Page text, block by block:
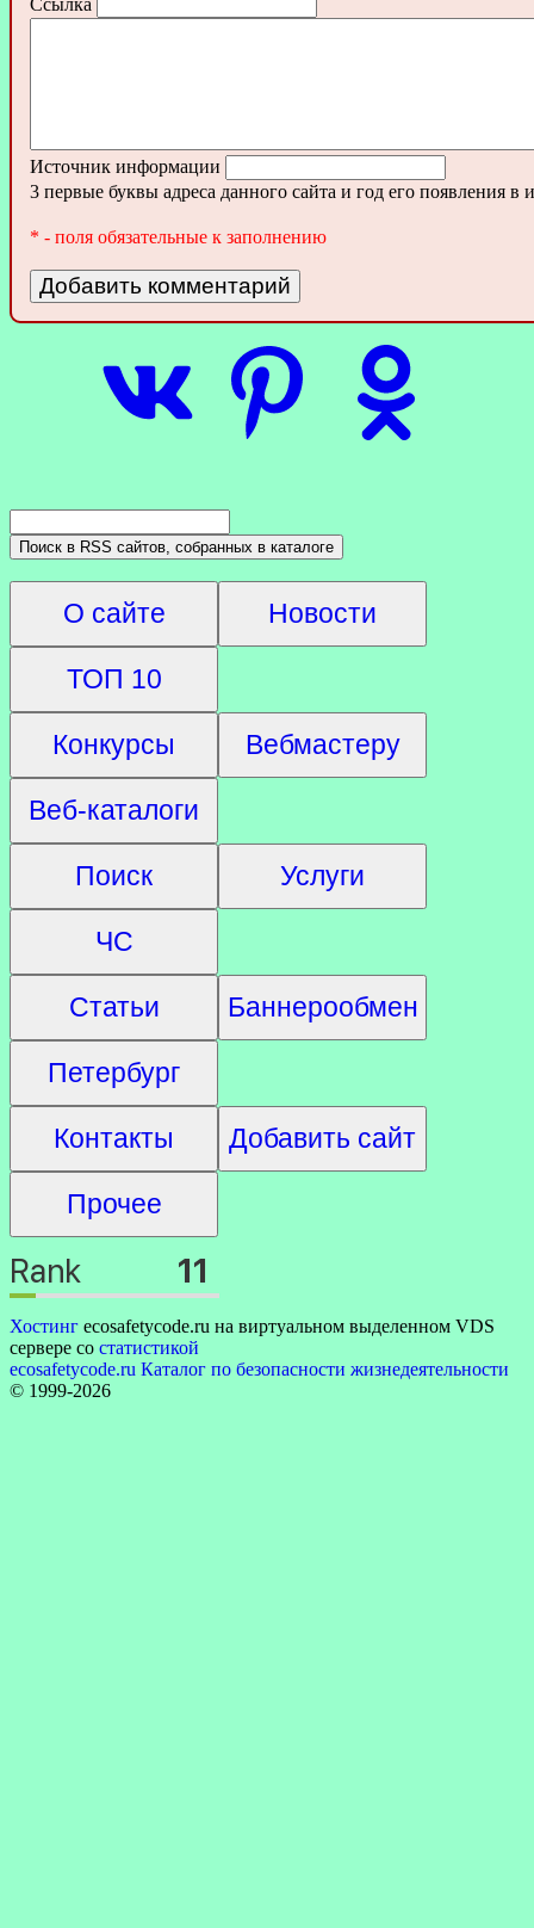
Ссылка
Источник информации
3 первые буквы адреса данного сайта и год его появления в
* - поля обязательные к заполнению
О сайте Новости
ТОП 10
Конкурсы Вебмастеру
Веб-каталоги
Поиск Услуги
ЧС
Статьи Баннерообмен
Петербург
Контакты Добавить сайт
Прочее
Хостинг ecosafetycode.ru на виртуальном выделенном VDS
сервере со статистикой
ecosafetycode.ru Каталог по безопасности жизнедеятельности
© 1999-2026